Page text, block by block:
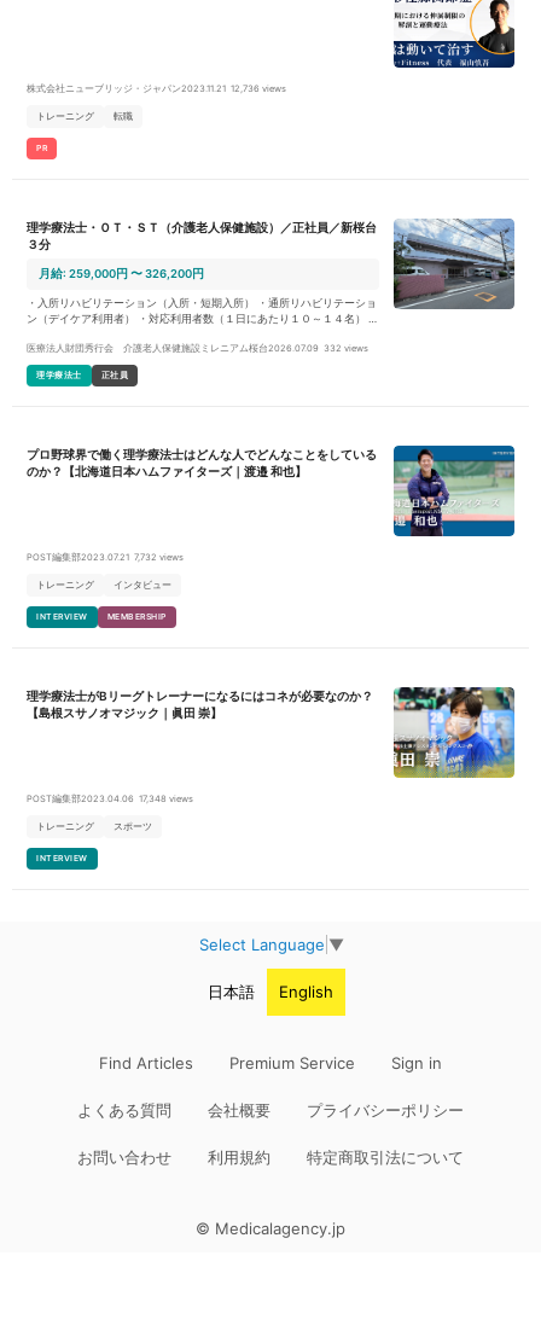
株式会社ニューブリッジ・ジャパン2023.11.21 12,736 views
トレーニング 転職
PR
理学療法士・ＯＴ・ＳＴ（介護老人保健施設）／正社員／新桜台
３分
月給: 259,000円 〜 326,200円
・入所リハビリテーション（入所・短期入所） ・通所リハビリテーショ
ン（デイケア利用者） ・対応利用者数（１日にあたり１０～１４名） ・
のサポート／地域に関連した委託業務等の対応を実施 ・個人担当制では
なくリハビリテーション科全体で利用者様の対応を実施 ・書類業務や訪
問業務（家屋調査や担当者会議等）を段階的に担当していただきます ・
医療法人財団秀行会 介護老人保健施設ミレニアム桜台2026.07.09 332 views
理学療法士 正社員
プロ野球界で働く理学療法士はどんな人でどんなことをしている
のか？【北海道日本ハムファイターズ｜渡邉 和也】
POST編集部2023.07.21 7,732 views
トレーニング インタビュー
INTERVIEW MEMBERSHIP
理学療法士がBリーグトレーナーになるにはコネが必要なのか？
【島根スサノオマジック｜眞田 崇】
POST編集部2023.04.06 17,348 views
トレーニング スポーツ
INTERVIEW
Select Language ▼
日本語 English
Find Articles Premium Service Sign in
よくある質問 会社概要 プライバシーポリシー
お問い合わせ 利用規約 特定商取引法について
© Medicalagency.jp